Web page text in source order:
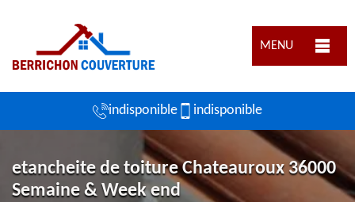
MENU
indisponible indisponible
etancheite de toiture Chateauroux 36000
Semaine & Week end